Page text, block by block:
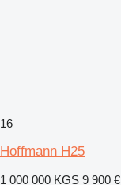
16
Hoffmann H25
1 000 000 KGS 9 900 €